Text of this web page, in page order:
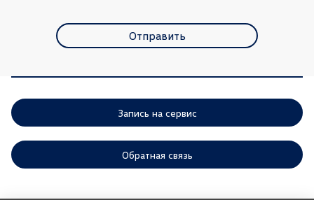
Отправить
Запись на сервис
Обратная связь